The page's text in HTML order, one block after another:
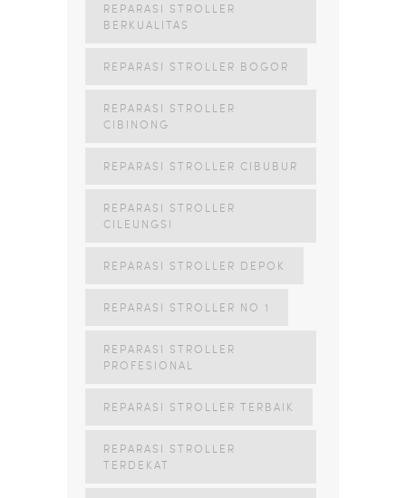
REPARASI STROLLER
BERKUALITAS
REPARASI STROLLER BOGOR
REPARASI STROLLER
CIBINONG
REPARASI STROLLER CIBUBUR
REPARASI STROLLER
CILEUNGSI
REPARASI STROLLER DEPOK
REPARASI STROLLER NO 1
REPARASI STROLLER
PROFESIONAL
REPARASI STROLLER TERBAIK
REPARASI STROLLER
TERDEKAT